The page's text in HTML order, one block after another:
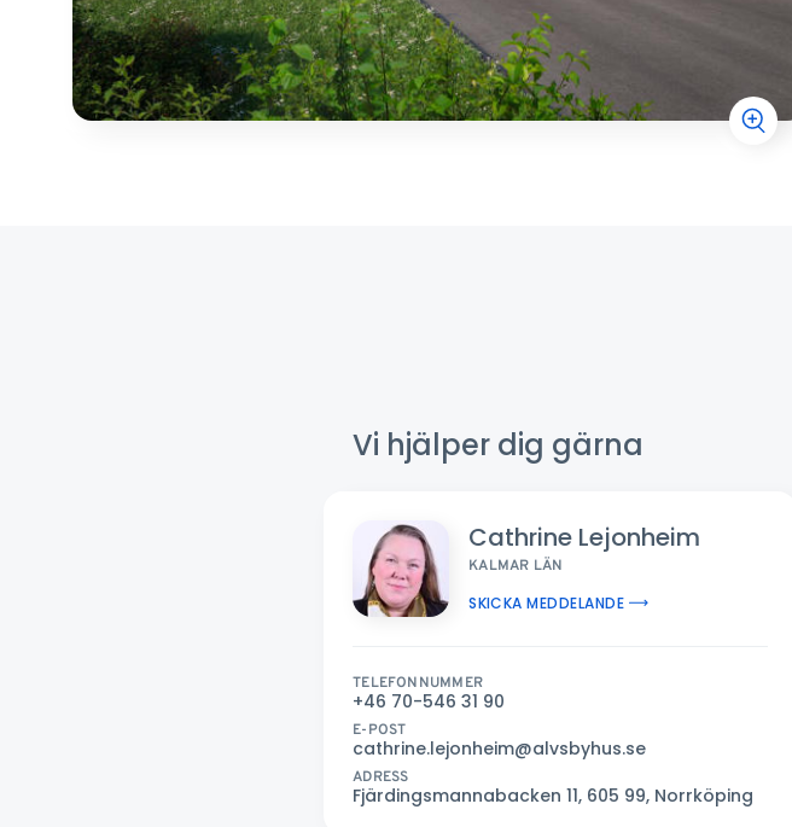
Vi hjälper dig gärna
Cathrine Lejonheim
KALMAR LÄN
SKICKA MEDDELANDE
TELEFONNUMMER
+46 70-546 31 90
E-POST
cathrine.lejonheim@alvsbyhus.se
ADRESS
Fjärdingsmannabacken 11, 605 99, Norrköping